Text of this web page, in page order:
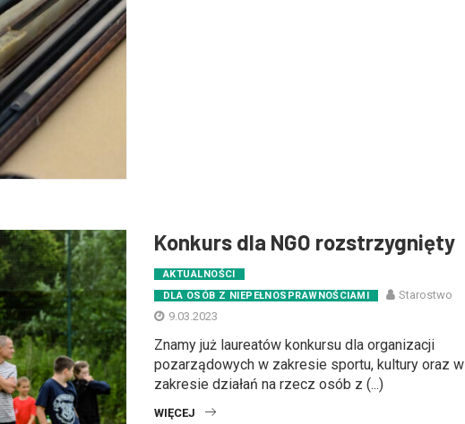
Konkurs dla NGO rozstrzygnięty
AKTUALNOŚCI
DLA OSÓB Z NIEPEŁNOSPRAWNOŚCIAMI
Starostwo
9.03.2023
Znamy już laureatów konkursu dla organizacji
pozarządowych w zakresie sportu, kultury oraz w
zakresie działań na rzecz osób z (...)
WIĘCEJ